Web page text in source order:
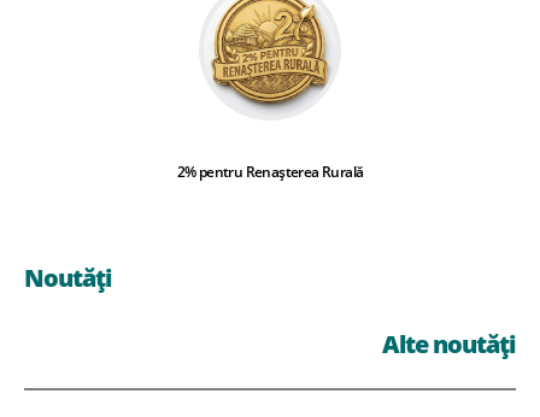
2% pentru Renașterea Rurală
Noutăți
Alte noutăți